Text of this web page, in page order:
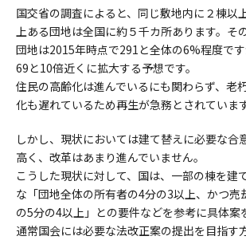
国交省の調査によると、同じ敷地内に２棟以
上ある団地は全国に約５千カ所あります。そ
団地は2015年時点で291と全体の6%程度で
69と10倍近くに拡大する予想です。
住民の高齢化は進んでいるにも関わらず、老
化も遅れているため再生が急務とされています
しかし、現状においては建て替えに必要な合
高く、改革はあまり進んでいません。
こうした現状に対して、国は、一部の棟を建
な「団地全体の所有者の4分の3以上、かつ売
の5分の4以上」との要件などを参考に具体案
通常国会には必要な法改正案の提出を目指す